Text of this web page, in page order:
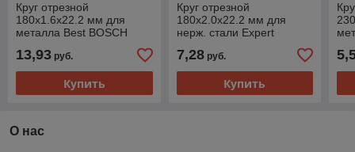
Круг отрезной
180х1.6x22.2 мм для
металла Best BOSCH
13,93 руб.
Купить
Круг отрезной
180х2.0x22.2 мм для
нерж. стали Expert
7,28руб.
Купить
О нас